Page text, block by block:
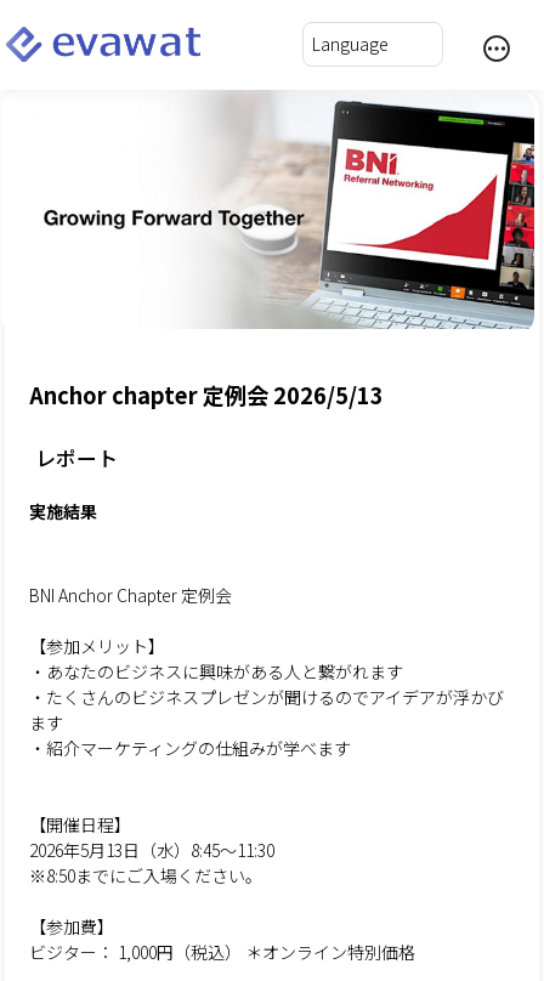
Anchor chapter 定例会 2026/5/13
レポート
実施結果
BNI Anchor Chapter 定例会
【参加メリット】
・あなたのビジネスに興味がある人と繋がれます
・たくさんのビジネスプレゼンが聞けるのでアイデアが浮かび
ます
・紹介マーケティングの仕組みが学べます
【開催日程】
2026年5月13日（水）8:45～11:30
※8:50までにご入場ください。
【参加費】
ビジター： 1,000円（税込） ＊オンライン特別価格